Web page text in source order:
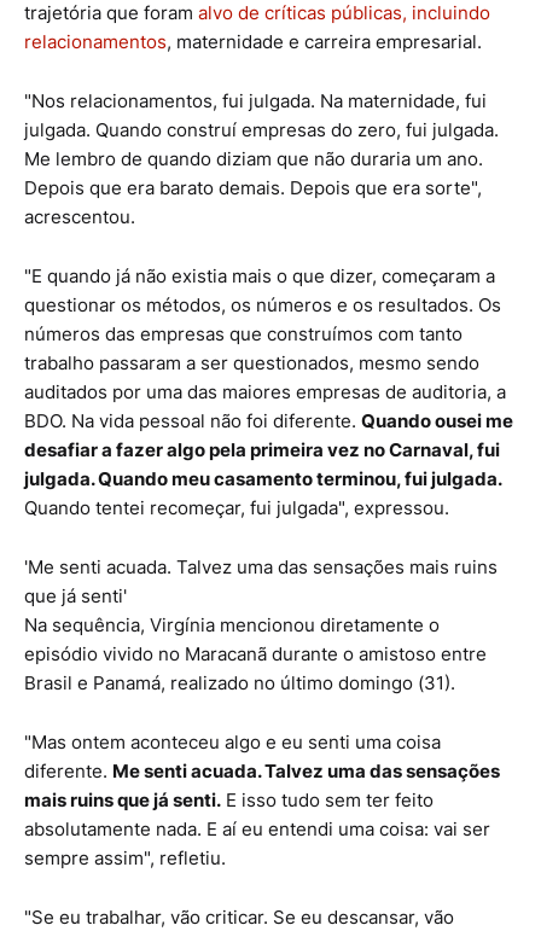
trajetória que foram alvo de críticas públicas, incluindo
relacionamentos, maternidade e carreira empresarial.
"Nos relacionamentos, fui julgada. Na maternidade, fui
julgada. Quando construí empresas do zero, fui julgada.
Me lembro de quando diziam que não duraria um ano.
Depois que era barato demais. Depois que era sorte",
acrescentou.
"E quando já não existia mais o que dizer, começaram a
questionar os métodos, os números e os resultados. Os
números das empresas que construímos com tanto
trabalho passaram a ser questionados, mesmo sendo
auditados por uma das maiores empresas de auditoria, a
BDO. Na vida pessoal não foi diferente. Quando ousei me
desafiar a fazer algo pela primeira vez no Carnaval, fui
julgada. Quando meu casamento terminou, fui julgada.
Quando tentei recomeçar, fui julgada", expressou.
'Me senti acuada. Talvez uma das sensações mais ruins
que já senti'
Na sequência, Virgínia mencionou diretamente o
episódio vivido no Maracanã durante o amistoso entre
Brasil e Panamá, realizado no último domingo (31).
"Mas ontem aconteceu algo e eu senti uma coisa
diferente. Me senti acuada. Talvez uma das sensações
mais ruins que já senti. E isso tudo sem ter feito
absolutamente nada. E aí eu entendi uma coisa: vai ser
sempre assim", refletiu.
"Se eu trabalhar, vão criticar. Se eu descansar, vão